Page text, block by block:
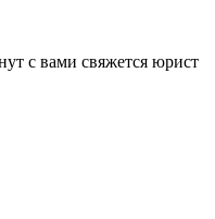
с вами свяжется юрист